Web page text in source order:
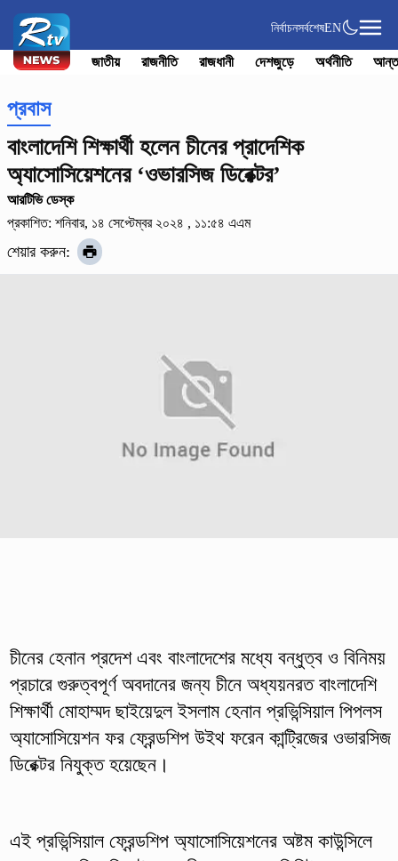
নির্বাচনসর্বশেষEN
জাতীয় রাজনীতি রাজধানী দেশজুড়ে অর্থনীতি
প্রবাস
বাংলাদেশি শিক্ষার্থী হলেন চীনের প্রাদেশিক
অ্যাসোসিয়েশনের ‌‘ওভারসিজ ডিরেক্টর’
আরটিভি ডেস্ক
প্রকাশিত: শনিবার, ১৪ সেপ্টেম্বর ২০২৪ , ১১:৫৪ এএম
শেয়ার করুন:
চীনের হেনান প্রদেশ এবং বাংলাদেশের মধ্যে বন্ধুত্ব ও বিনিময়
প্রচারে গুরুত্বপূর্ণ অবদানের জন্য চীনে অধ্যয়নরত বাংলাদেশি
শিক্ষার্থী মোহাম্মদ ছাইয়েদুল ইসলাম হেনান প্রভিন্সিয়াল পিপলস
অ্যাসোসিয়েশন ফর ফ্রেন্ডশিপ উইথ ফরেন কান্ট্রিজের ওভারসিজ
ডিরেক্টর নিযুক্ত হয়েছেন।
এই প্রভিন্সিয়াল ফ্রেন্ডশিপ অ্যাসোসিয়েশনের অষ্টম কাউন্সিলে